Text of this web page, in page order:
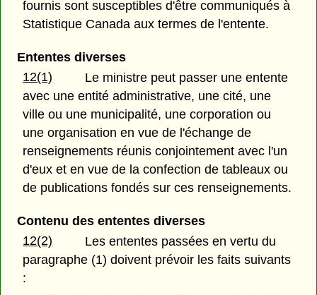
fournis sont susceptibles d'être communiqués à
Statistique Canada aux termes de l'entente.
Ententes diverses
12(1)
Le ministre peut passer une entente
avec une entité administrative, une cité, une
ville ou une municipalité, une corporation ou
une organisation en vue de l'échange de
renseignements réunis conjointement avec l'un
d'eux et en vue de la confection de tableaux ou
de publications fondés sur ces renseignements.
Contenu des ententes diverses
12(2)
Les ententes passées en vertu du
paragraphe (1) doivent prévoir les faits suivants
: